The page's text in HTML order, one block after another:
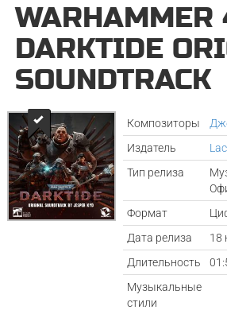
DARKTIDE
SOUNDTRACK
Композиторы
Издатель
Тип релиза
Формат
Дата релиза
18
Длительность
Музыкальные
стили